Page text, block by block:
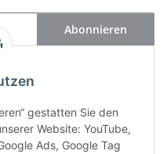
gestatten Sie den
Website: YouTube,
Ads, Google Tag
Abonnieren